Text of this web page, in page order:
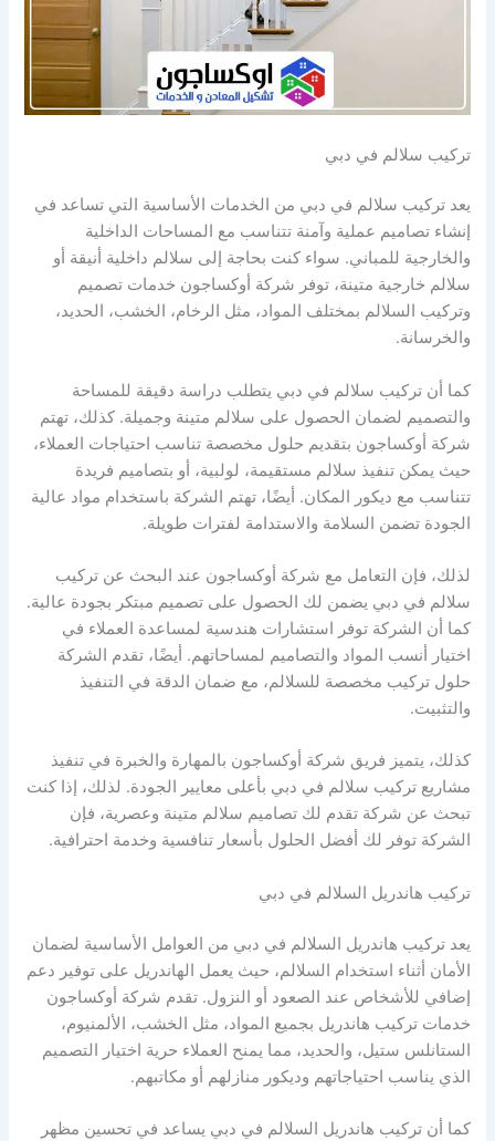
تركيب سلالم في دبي
يعد تركيب سلالم في دبي من الخدمات الأساسية التي تساعد في
إنشاء تصاميم عملية وآمنة تتناسب مع المساحات الداخلية
والخارجية للمباني. سواء كنت بحاجة إلى سلالم داخلية أنيقة أو
سلالم خارجية متينة، توفر شركة أوكساجون خدمات تصميم
وتركيب السلالم بمختلف المواد، مثل الرخام، الخشب، الحديد،
والخرسانة.
كما أن تركيب سلالم في دبي يتطلب دراسة دقيقة للمساحة
والتصميم لضمان الحصول على سلالم متينة وجميلة. كذلك، تهتم
شركة أوكساجون بتقديم حلول مخصصة تناسب احتياجات العملاء،
حيث يمكن تنفيذ سلالم مستقيمة، لولبية، أو بتصاميم فريدة
تتناسب مع ديكور المكان. أيضًا، تهتم الشركة باستخدام مواد عالية
الجودة تضمن السلامة والاستدامة لفترات طويلة.
لذلك، فإن التعامل مع شركة أوكساجون عند البحث عن تركيب
سلالم في دبي يضمن لك الحصول على تصميم مبتكر بجودة عالية.
كما أن الشركة توفر استشارات هندسية لمساعدة العملاء في
اختيار أنسب المواد والتصاميم لمساحاتهم. أيضًا، تقدم الشركة
حلول تركيب مخصصة للسلالم، مع ضمان الدقة في التنفيذ
والتثبيت.
كذلك، يتميز فريق شركة أوكساجون بالمهارة والخبرة في تنفيذ
مشاريع تركيب سلالم في دبي بأعلى معايير الجودة. لذلك، إذا كنت
تبحث عن شركة تقدم لك تصاميم سلالم متينة وعصرية، فإن
الشركة توفر لك أفضل الحلول بأسعار تنافسية وخدمة احترافية.
تركيب هاندريل السلالم في دبي
يعد تركيب هاندريل السلالم في دبي من العوامل الأساسية لضمان
الأمان أثناء استخدام السلالم، حيث يعمل الهاندريل على توفير دعم
إضافي للأشخاص عند الصعود أو النزول. تقدم شركة أوكساجون
خدمات تركيب هاندريل بجميع المواد، مثل الخشب، الألمنيوم،
الستانلس ستيل، والحديد، مما يمنح العملاء حرية اختيار التصميم
الذي يناسب احتياجاتهم وديكور منازلهم أو مكاتبهم.
كما أن تركيب هاندريل السلالم في دبي يساعد في تحسين مظهر